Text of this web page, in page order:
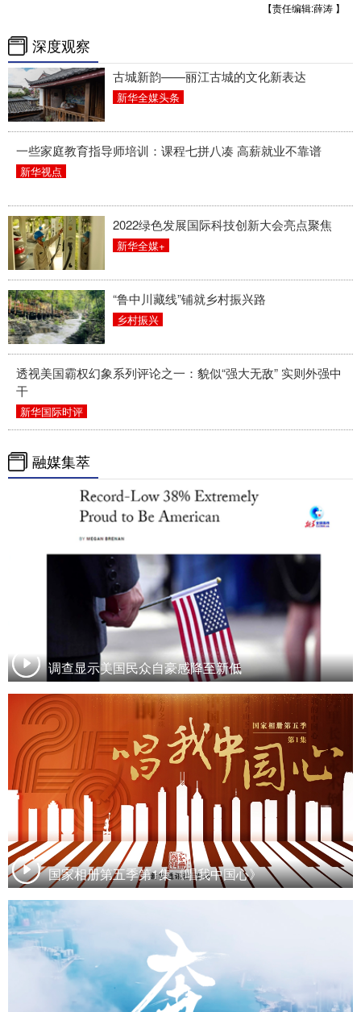
【责任编辑:薛涛 】
深度观察
古城新韵——丽江古城的文化新表达
新华全媒头条
一些家庭教育指导师培训：课程七拼八凑 高薪就业不靠谱
新华视点
2022绿色发展国际科技创新大会亮点聚焦
新华全媒+
“鲁中川藏线”铺就乡村振兴路
乡村振兴
透视美国霸权幻象系列评论之一：貌似“强大无敌” 实则外强中
干
新华国际时评
融媒集萃
调查显示美国民众自豪感降至新低
国家相册第五季第1集《唱我中国心》